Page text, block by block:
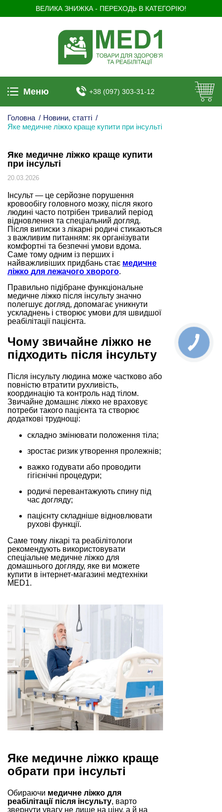
ВЕЛИКА ЗНИЖКА - ПЕРЕХОДЬ В КАТЕГОРІЮ!
Меню +38 (097) 303-31-12
Головна / Новини, статті /
Яке медичне ліжко краще купити при інсульті
Яке медичне ліжко краще купити
при інсульті
20.03.2026
Інсульт — це серйозне порушення
кровообігу головного мозку, після якого
людині часто потрібен тривалий період
відновлення та спеціальний догляд.
Після виписки з лікарні родичі стикаються
з важливим питанням: як організувати
комфортні та безпечні умови вдома.
Саме тому одним із перших і
найважливіших придбань стає медичне
ліжко для лежачого хворого.
Правильно підібране функціональне
медичне ліжко після інсульту значно
полегшує догляд, допомагає уникнути
ускладнень і створює умови для швидшої
реабілітації пацієнта.
Чому звичайне ліжко не
підходить після інсульту
Після інсульту людина може частково або
повністю втратити рухливість,
координацію та контроль над тілом.
Звичайне домашнє ліжко не враховує
потреби такого пацієнта та створює
додаткові труднощі:
складно змінювати положення тіла;
зростає ризик утворення пролежнів;
важко годувати або проводити
гігієнічні процедури;
родичі перевантажують спину під
час догляду;
пацієнту складніше відновлювати
рухові функції.
Саме тому лікарі та реабілітологи
рекомендують використовувати
спеціальне медичне ліжко для
домашнього догляду, яке ви можете
купити в інтернет-магазині медтехніки
MED1.
Яке медичне ліжко краще
обрати при інсульті
Обираючи медичне ліжко для
реабілітації після інсульту, варто
звернути увагу не лише на ціну, а й на